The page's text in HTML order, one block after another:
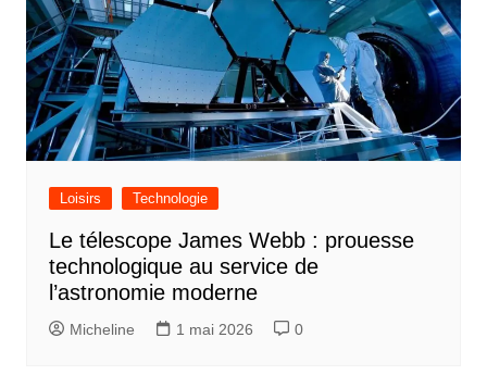
Loisirs Technologie
Le télescope James Webb : prouesse
technologique au service de
l’astronomie moderne
Micheline 1 mai 2026 0